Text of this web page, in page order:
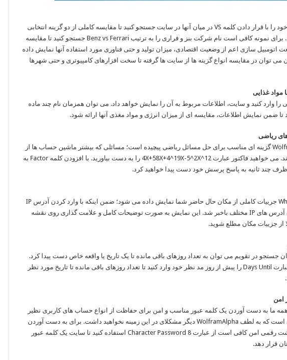
دو گزینه مد نظر خود را با قرار دادن کلمه VS در میان آنها در سایت جستجو کنید تا مقایسه کاملی از دو گزینه انتخابی
نمایش داده شود. برای نمونه کافی است نام شرکت بنز و فراری را به ترتیب Benz vs Ferrari جستجو کنید تا مقایسه
اتومبیل سازی اعم از وضعیت اقتصادی، میزان تولید و حتی فناوری مورد استفاده آنها نمایش داده
می توان در مقایسه انواع گزینه ها از سایت ها گرفته تا سخت افزارهای کامپیوتری و حتی شهرها
مواد غذایی
را وارد کنید و سایت، اطلاعات مربوط به آن را نمایش خواهد داد. می توان همزمان نام چند ماده
تا ضمن نمایش اطلاعات، مقایسه ای از میزان انرژی و مواد مغذی آنها ارائه شود.
ریاضی
سایت WolframAlpha گزینه ای مناسب برای حل مسائل ریاضی پیچیده است؛ مسائلی که بیشتر ماشین حساب ها از
حل آن بازمی مانند. می خواهید فاکتور عبارت 12^4X+58X+4^19X-5^2X را به دست بیاورید. با افزودن کلمه Factor به
ظرف چند ثانیه به پاسخ پرسش خود دست پیدا خواهید کرد.
با تایپ Where Am I جرییات کاملی از مکان حال حاضر شما نمایش داده می شود؛ ضمن اینکه با وارد کردن آدرس IP
می توان از مکان آدرس های IP مختلف باخبر شد. این نمایش به صورت توضیحات کامل و علامت گذاری روی نقشه
از جزییات مکان مطلع شوید.
جستجو در تقویم می توان به تعداد روزهای باقی مانده تا یک تاریخ یا واقعه خاص دست پیدا کرد.
تنها کافی است عبارت Days Until را پیش از روز مد نظر خود وارد کنید تا تعداد روزهای باقی مانده تا تاریخ مورد نظر
امن
ما به دست آوردن یک کلمه عبور مناسب و امن برای حفاظت از انواع حساب های کاربری نظیر
پست الکترونیکی است که به لطف WolframAlpha دیگر مشکلای در این زمینه نخواهید داشت. برای به دست آوردن
یک کلمه عبور هشت رقمی امن کافی است از عبارت 8 Character Password استفاده کنید تا سایت یک کلمه عبور
قرار دهد.